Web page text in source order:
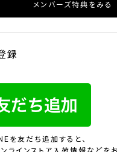
メンバーズ特典をみる
録
を友だち追加すると、